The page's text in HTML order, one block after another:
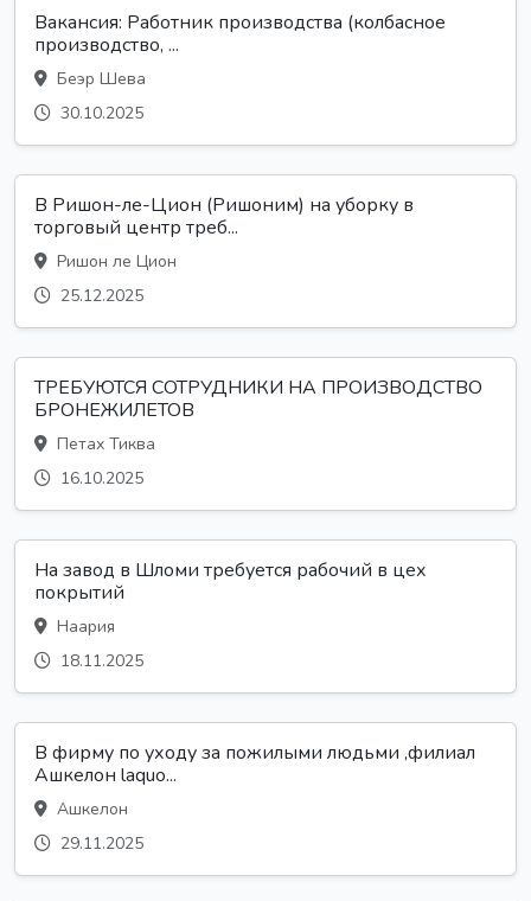
Вакансия: Работник производства (колбасное
производство, ...
Беэр Шева
30.10.2025
В Ришон-ле-Цион (Ришоним) на уборку в
торговый центр треб...
Ришон ле Цион
25.12.2025
ТРЕБУЮТСЯ СОТРУДНИКИ НА ПРОИЗВОДСТВО
БРОНЕЖИЛЕТОВ
Петах Тиква
16.10.2025
На завод в Шломи требуется рабочий в цех
покрытий
Наария
18.11.2025
В фирму по уходу за пожилыми людьми ,филиал
Ашкелон laquo...
Ашкелон
29.11.2025